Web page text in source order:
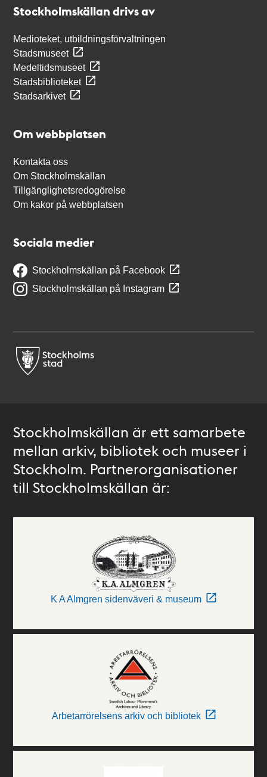
Stockholmskällan drivs av
Medioteket, utbildningsförvaltningen
Stadsmuseet
Medeltidsmuseet
Stadsbiblioteket
Stadsarkivet
Om webbplatsen
Kontakta oss
Om Stockholmskällan
Tillgänglighetsredogörelse
Om kakor på webbplatsen
Sociala medier
Stockholmskällan på Facebook
Stockholmskällan på Instagram
Stockholmskällan är ett samarbete
mellan arkiv, bibliotek och museer i
Stockholm. Partnerorganisationer
till Stockholmskällan är:
K A Almgren sidenväveri & museum
Arbetarrörelsens arkiv och bibliotek